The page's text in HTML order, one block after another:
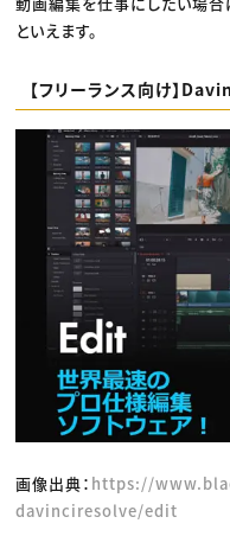
といえます。
【フリーランス向け】
画像出典： https://
davinciresolve/edit